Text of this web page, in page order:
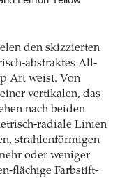
den skizzierten
abstraktes All-
Art weist. Von
vertikalen, das
nach beiden
radiale Linien
strahlenförmigen
oder weniger
flächige Farbstift-